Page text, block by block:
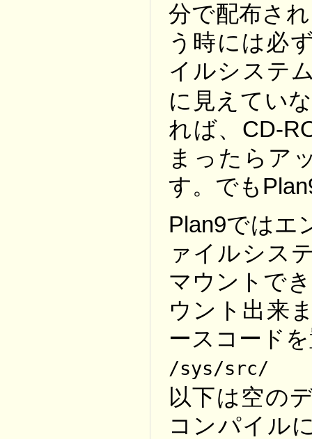
分で配布さ
う時には必
イルシステ
に見えてい
れば、CD-
まったらア
す。でも
Plan9ではエ
ァイルシス
マウントで
ウント出来
ースコード
/sys/src/
以下は空の
コンパイル